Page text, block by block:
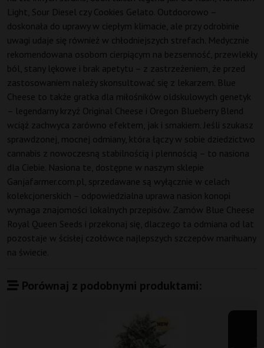
Light, Sour Diesel czy Cookies Gelato. Outdoorowo –
doskonała do uprawy w ciepłym klimacie, ale przy odrobinie
uwagi udaje się również w chłodniejszych strefach. Medycznie
rekomendowana osobom cierpiącym na bezsenność, przewlekły
ból, stany lękowe i brak apetytu – z zastrzeżeniem, że przed
zastosowaniem należy skonsultować się z lekarzem. Blue
Cheese to także gratka dla miłośników oldskulowych genetyk
– legendarny krzyż Original Cheese i Oregon Blueberry Blend
wciąż zachwyca zarówno efektem, jak i smakiem. Jeśli szukasz
sprawdzonej, mocnej odmiany, która łączy w sobie dziedzictwo
cannabis z nowoczesną stabilnością i plennością – to nasiona
dla Ciebie. Nasiona te, dostępne w naszym sklepie
Ganjafarmer.com.pl, sprzedawane są wyłącznie w celach
kolekcjonerskich – odpowiedzialna uprawa nasion konopi
wymaga znajomości lokalnych przepisów. Zamów Blue Cheese
Royal Queen Seeds i przekonaj się, dlaczego ta odmiana od lat
pozostaje w ścisłej czołówce najlepszych szczepów marihuany
na świecie.
Porównaj z podobnymi produktami: